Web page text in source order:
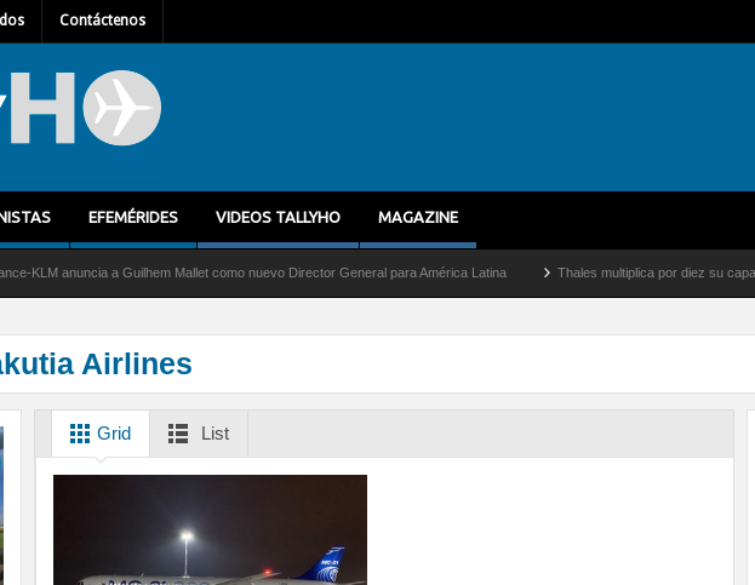
Contáctenos
EFEMÉRIDES VIDEOS TALLYHO MAGAZINE
anuncia a Guilhem Mallet como nuevo Director General para América Latina Thales multiplica por diez su capacidad
Airlines
Grid List